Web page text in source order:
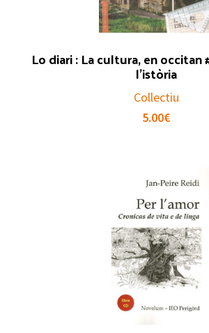
Lo diari : La cultura, en occitan
l’istòria
Collectiu
5.00€